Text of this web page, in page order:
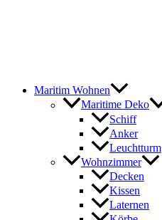
Maritim Wohnen
Maritime Deko
Schiff
Anker
Leuchtturm
Wohnzimmer
Decken
Kissen
Laternen